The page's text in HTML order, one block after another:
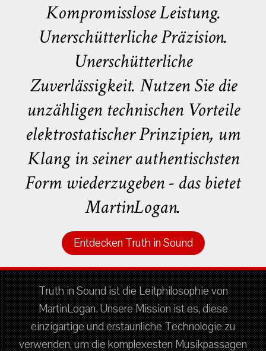
Kompromisslose Leistung.
Unerschütterliche Präzision.
Unerschütterliche
Zuverlässigkeit. Nutzen Sie die
unzähligen technischen Vorteile
elektrostatischer Prinzipien, um
Klang in seiner authentischsten
Form wiederzugeben - das bietet
MartinLogan.
Entdecken Truth in Sound
Truth in Sound ist die Leitphilosophie von
MartinLogan. Unsere Mission ist es, diese
einzigartige und erstaunliche Technologie zu
verwenden, um die komplexesten Musikpassagen